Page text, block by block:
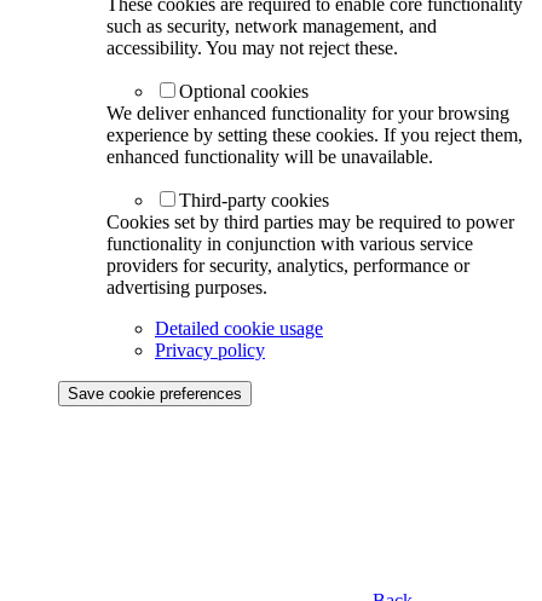
These cookies are required to enable core functionality
such as security, network management, and
accessibility. You may not reject these.
Optional cookies
We deliver enhanced functionality for your browsing
experience by setting these cookies. If you reject them,
enhanced functionality will be unavailable.
Third-party cookies
Cookies set by third parties may be required to power
functionality in conjunction with various service
providers for security, analytics, performance or
advertising purposes.
Detailed cookie usage
Privacy policy
Save cookie preferences